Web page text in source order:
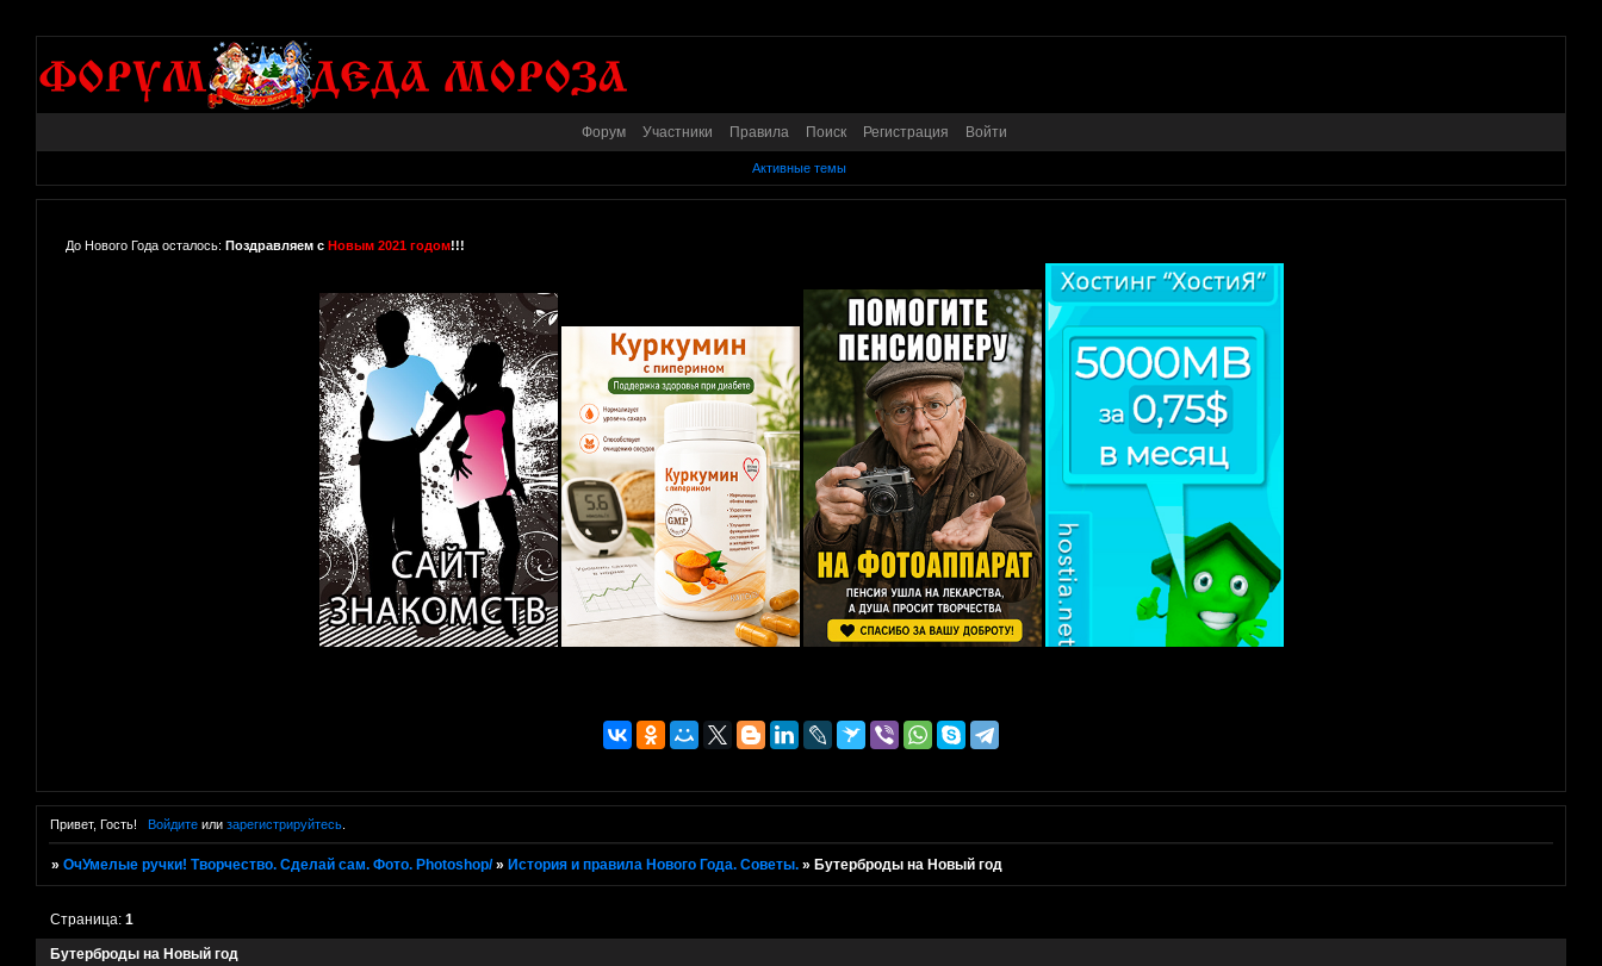
Форум Участники Правила Поиск Регистрация Войти
Активные темы
До Нового Года осталось: Поздравляем с Новым 2021 годом!!!
Привет, Гость! Войдитеили зарегистрируйтесь.
»ОчУмелые ручки! Творчество. Сделай сам. Фото. Photoshop/ » История и правила Нового Года. Советы. » Бутерброды на Новый год
Бутерброды на Новый год
Страница:1